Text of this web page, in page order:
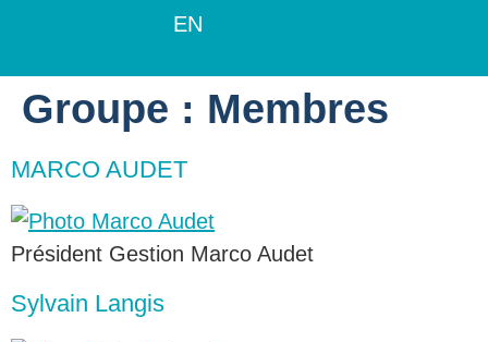
EN
Groupe : Membres
MARCO AUDET
Président Gestion Marco Audet
Sylvain Langis